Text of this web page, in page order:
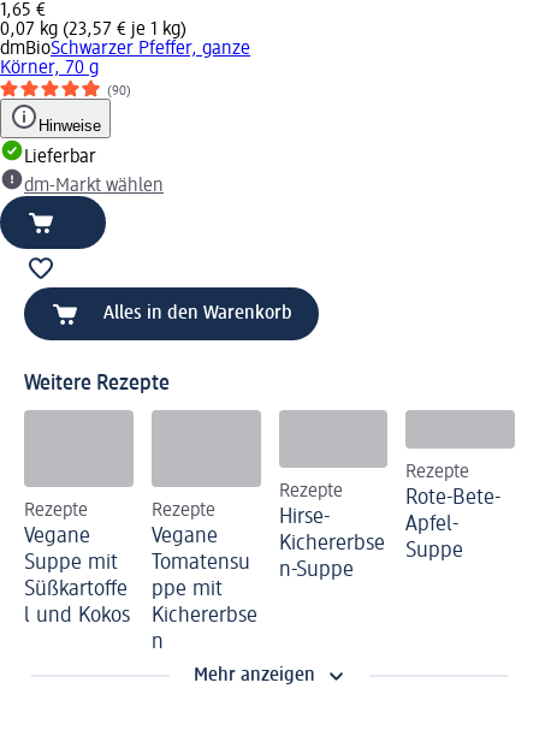
1,65 €
0,07 kg (23,57 € je 1 kg)
dmBioSchwarzer Pfeffer, ganze
Körner, 70 g
(90)
Hinweise
Lieferbar
dm-Markt wählen
Alles in den Warenkorb
Weitere Rezepte
Rezepte
Vegane
Suppe mit
Süßkartoffe
l und Kokos
Rezepte
Vegane
Tomatensu
ppe mit
Kichererbse
n
Rezepte
Hirse-
Kichererbse
n-Suppe
Rezepte
Rote-Bete-
Apfel-
Suppe
Mehr anzeigen